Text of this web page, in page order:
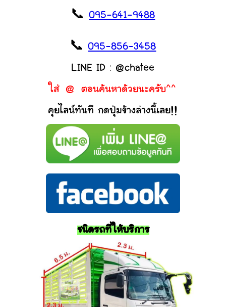
📞095-641-9488
📞095-856-3458
LINE ID : @chatee
ใส่ @ ตอนค้นหาด้วยนะครับ^^
คุยไลน์ทันที กดปุ่มข้างล่างนี้เลย!!
ชนิดรถที่ให้บริการ